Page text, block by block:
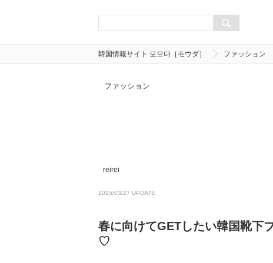
韓国情報サイト 모으다［モウダ］ ファッション
ファッション
reirei
2025/03/27 UPDATE
春に向けてGETしたい韓国靴下
♡